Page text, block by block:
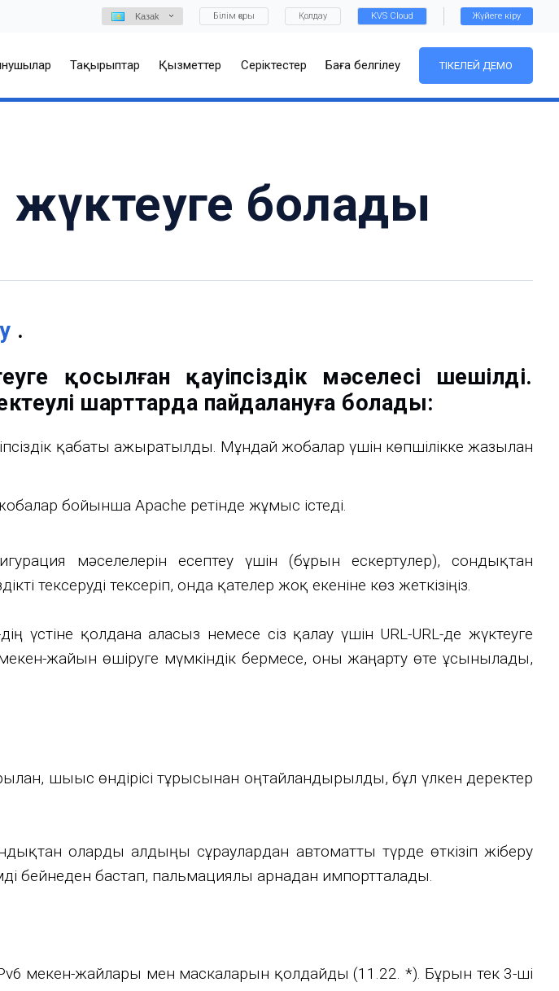
Kазаk Білім қоры Қолдау KVS Cloud Жүйеге кіру
Тақырыптар Қызметтер Серіктестер Баға белгілеу ТІКЕЛЕЙ ДЕМО
болады
.
қосылған қауіпсіздік мәселесі шешілді.
шарттарда пайдалануға болады:
қабаты ажыратылды. Мұндай жобалар үшін көпшілікке жазылған
бойынша Apache ретінде жұмыс істеді.
мәселелерін есептеу үшін (бұрын ескертулер), сондықтан
тексеруді тексеріп, онда қателер жоқ екеніне көз жеткізіңіз.
үстіне қолдана аласыз немесе сіз қалау үшін URL-URL-де жүктеуге
жайын өшіруге мүмкіндік бермесе, оны жаңарту өте ұсынылады,
шығыс өндірісі тұрғысынан оңтайландырылды, бұл үлкен деректер
оларды алдыңғы сұраулардан автоматты түрде өткізіп жіберу
бейнеден бастап, пальмациялы арнадан импортталады.
мекен-жайлары мен маскаларын қолдайды (11.22. *). Бұрын тек 3-ші